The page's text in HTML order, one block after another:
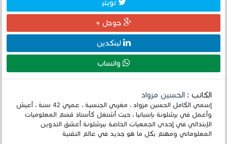
تويتر
جوجل +
لينكدين
واتساب
الكاتب :الحسين مزواد
إسمي الكامل الحسين مزواد ، مغربي الجنسية ، عمري 42 سنة ، أعيش
وأعمل في برشلونة بإسبانيا ، حيث أشتغل كأستاذ قسم المعلوميات
الإبتدائي في إحدى الجمعيات الخاصة ببرشلونة أعشق التدوين
المعلوماتي ومهتم بكل ما هو جديد في عالم التقنية